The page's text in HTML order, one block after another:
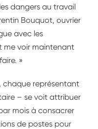
dangers au travail
Bouquot, ouvrier
avec les
me voir maintenant
»
chaque représentant
– se voit attribuer
mois à consacrer
de postes pour